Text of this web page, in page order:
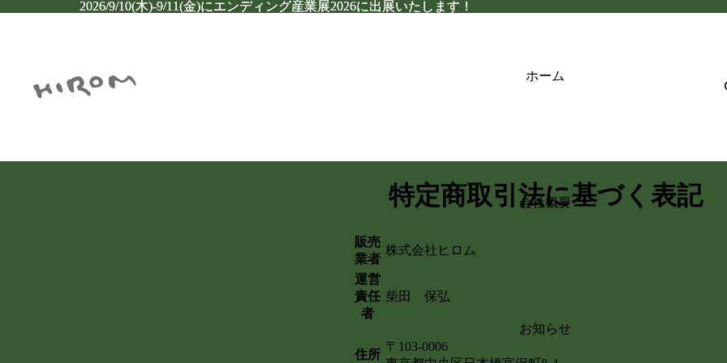
2026/9/10(木)-9/11(金)にエンディング産業展2026に出展いたします！
2026/9/10(木)-9/11(金)にエンディング産業展2026に出展いたします！
ホーム
会社概要
お知らせ
特定商取引法に基づく表記
販売
業者
株式会社ヒロム
運営
責任
者
柴田 保弘
住所
〒103-0006